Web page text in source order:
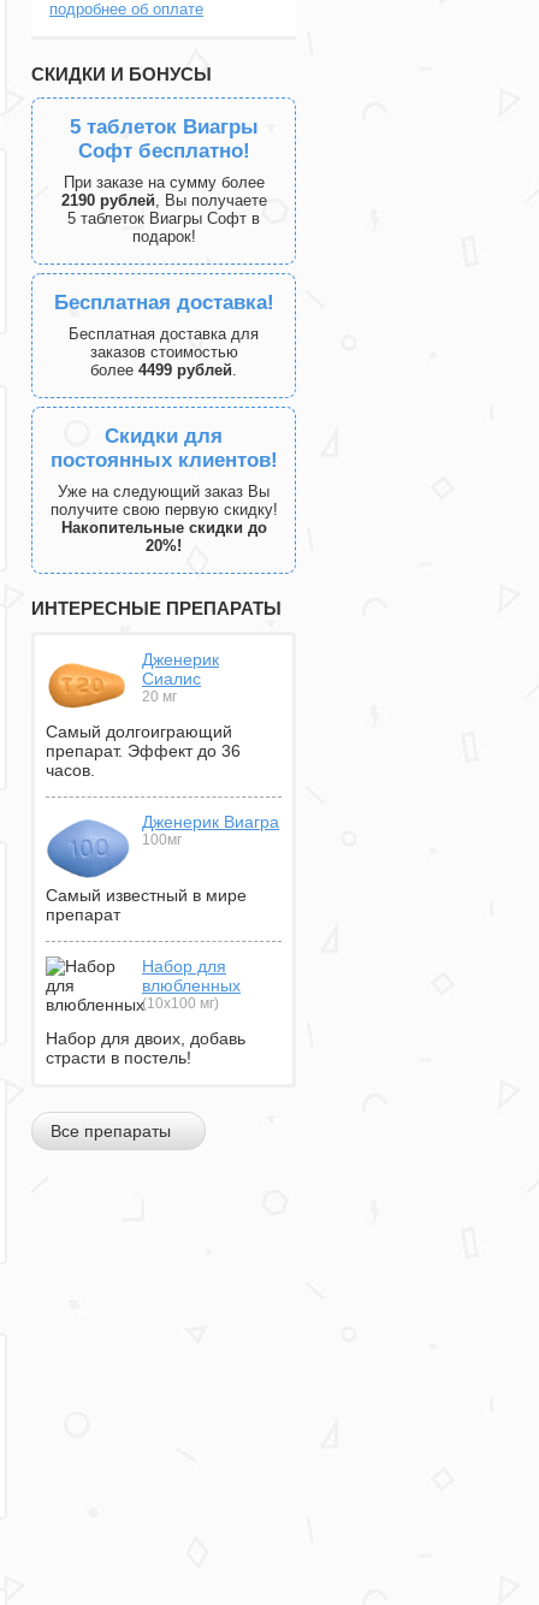
подробнее об оплате
СКИДКИ И БОНУСЫ
5 таблеток Виагры
Софт бесплатно!
При заказе на сумму более
2190 рублей, Вы получаете
5 таблеток Виагры Софт в
подарок!
Бесплатная доставка!
Бесплатная доставка для
заказов стоимостью
более 4499 рублей.
Скидки для
постоянных клиентов!
Уже на следующий заказ Вы
получите свою первую скидку!
Накопительные скидки до
20%!
ИНТЕРЕСНЫЕ ПРЕПАРАТЫ
Дженерик
Сиалис
20 мг
Самый долгоиграющий
препарат. Эффект до 36
часов.
Дженерик Виагра
100мг
Самый известный в мире
препарат
Набор для
влюбленных
(10х100 мг)
Набор для двоих, добавь
страсти в постель!
Все препараты